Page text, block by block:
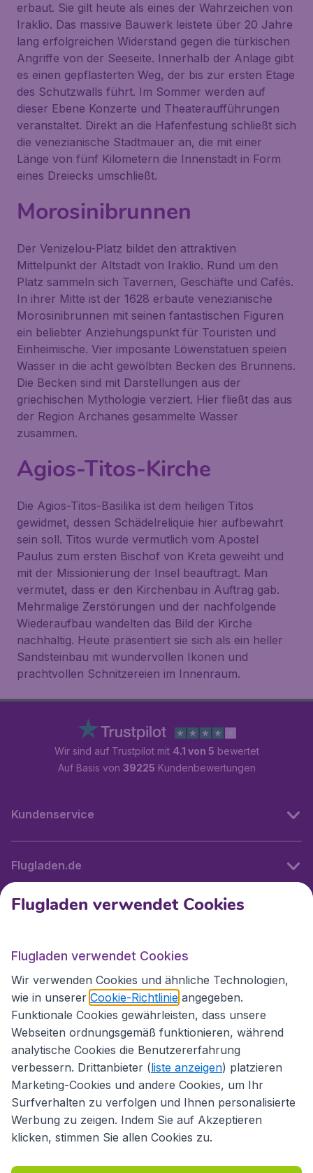
erbaut. Sie gilt heute als eines der Wahrzeichen von
Iraklio. Das massive Bauwerk leistete über 20 Jahre
lang erfolgreichen Widerstand gegen die türkischen
Angriffe von der Seeseite. Innerhalb der Anlage gibt
es einen gepflasterten Weg, der bis zur ersten Etage
des Schutzwalls führt. Im Sommer werden auf
dieser Ebene Konzerte und Theateraufführungen
veranstaltet. Direkt an die Hafenfestung schließt sich
die venezianische Stadtmauer an, die mit einer
Länge von fünf Kilometern die Innenstadt in Form
eines Dreiecks umschließt.
Morosinibrunnen
Der Venizelou-Platz bildet den attraktiven
Mittelpunkt der Altstadt von Iraklio. Rund um den
Platz sammeln sich Tavernen, Geschäfte und Cafés.
In ihrer Mitte ist der 1628 erbaute venezianische
Morosinibrunnen mit seinen fantastischen Figuren
ein beliebter Anziehungspunkt für Touristen und
Einheimische. Vier imposante Löwenstatuen speien
Wasser in die acht gewölbten Becken des Brunnens.
Die Becken sind mit Darstellungen aus der
griechischen Mythologie verziert. Hier fließt das aus
der Region Archanes gesammelte Wasser
zusammen.
Agios-Titos-Kirche
Die Agios-Titos-Basilika ist dem heiligen Titos
gewidmet, dessen Schädelreliquie hier aufbewahrt
sein soll. Titos wurde vermutlich vom Apostel
Paulus zum ersten Bischof von Kreta geweiht und
mit der Missionierung der Insel beauftragt. Man
vermutet, dass er den Kirchenbau in Auftrag gab.
Mehrmalige Zerstörungen und der nachfolgende
Wiederaufbau wandelten das Bild der Kirche
nachhaltig. Heute präsentiert sie sich als ein heller
Sandsteinbau mit wundervollen Ikonen und
prachtvollen Schnitzereien im Innenraum.
Wir sind auf Trustpilot mit 4.1 von 5 bewertet
Auf Basis von 39225 Kundenbewertungen
Kundenservice
Flugladen.de
Internationale Webseiten
Folgen Sie uns:
Flugladen verwendet Cookies
Flugladen verwendet Cookies
Wir verwenden Cookies und ähnliche Technologien,
wie in unserer Cookie-Richtlinie angegeben.
Funktionale Cookies gewährleisten, dass unsere
Webseiten ordnungsgemäß funktionieren, während
analytische Cookies die Benutzererfahrung
verbessern. Drittanbieter (liste anzeigen) platzieren
Marketing-Cookies und andere Cookies, um Ihr
Surfverhalten zu verfolgen und Ihnen personalisierte
Werbung zu zeigen. Indem Sie auf Akzeptieren
klicken, stimmen Sie allen Cookies zu.